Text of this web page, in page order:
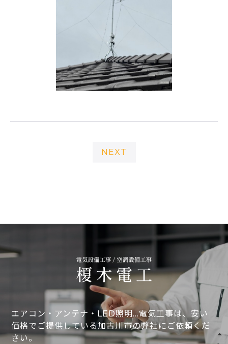
NEXT
エアコン・アンテナ・LED照明…電気工事は、安い
価格でご提供している加古川市の弊社にご依頼くだ
さい。